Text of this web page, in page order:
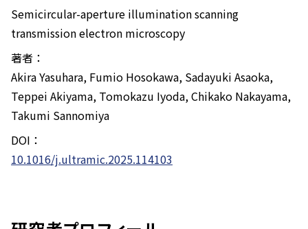
Semicircular-aperture illumination scanning
transmission electron microscopy
著者：
Akira Yasuhara, Fumio Hosokawa, Sadayuki Asaoka,
Teppei Akiyama, Tomokazu Iyoda, Chikako Nakayama,
Takumi Sannomiya
DOI：
10.1016/j.ultramic.2025.114103